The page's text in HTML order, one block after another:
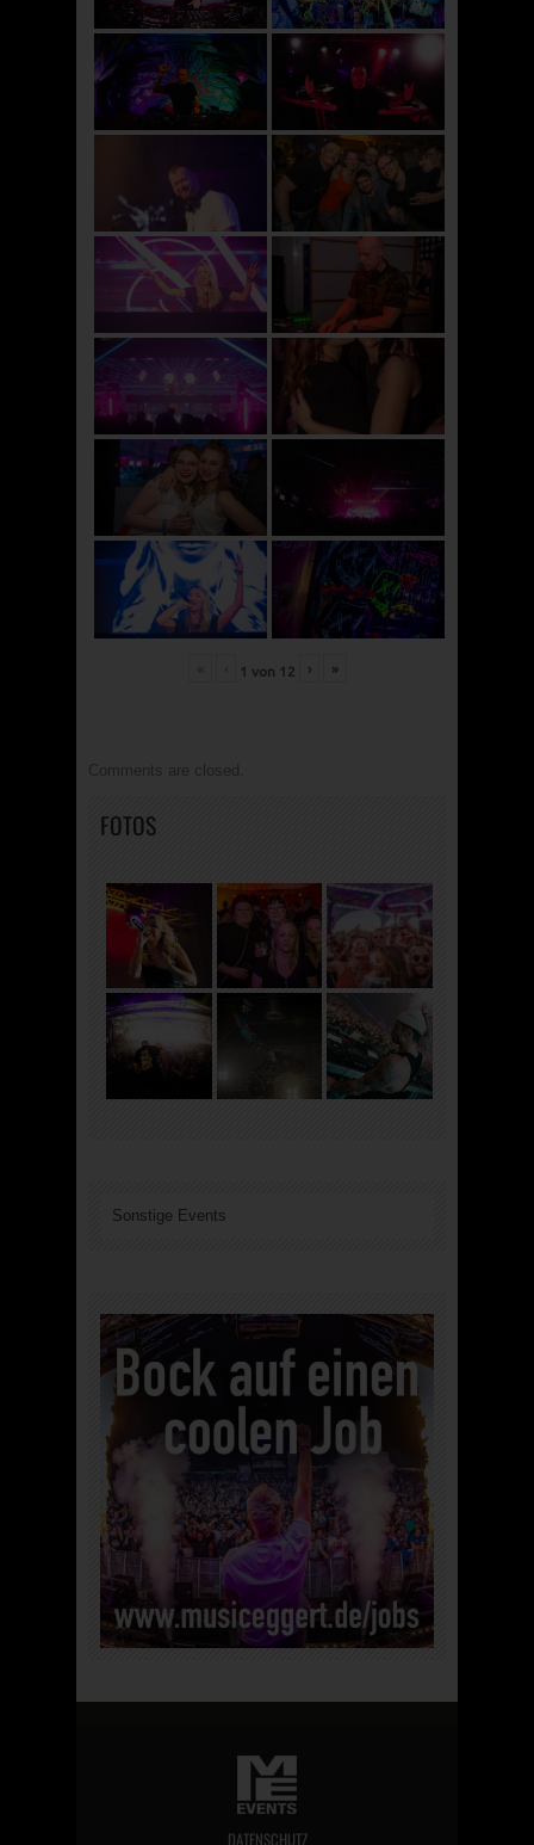
1 von 12 › »
Comments are closed.
FOTOS
Sonstige Events
DATENSCHUTZ